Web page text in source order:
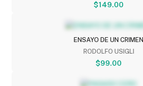
$149.00
ENSAYO DE UN CRIMEN
RODOLFO USIGLI
$99.00